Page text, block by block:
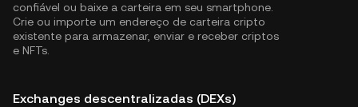
confiável ou baixe a carteira em seu smartphone.
Crie ou importe um endereço de carteira cripto
existente para armazenar, enviar e receber criptos
e NFTs.
Exchanges descentralizadas (DEXs)